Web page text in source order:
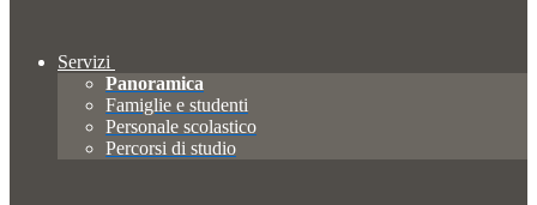
Servizi
Panoramica
Famiglie e studenti
Personale scolastico
Percorsi di studio